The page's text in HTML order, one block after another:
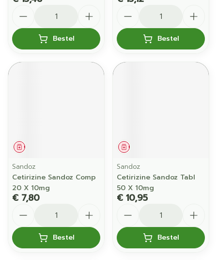
Bestel Bestel
Geneesmiddel
Sandoz
Cetirizine Sandoz Comp
20 X 10mg
€ 7,80
Bestel
Geneesmiddel
Sandoz
Cetirizine Sandoz Tabl
50 X 10mg
€ 10,95
Bestel